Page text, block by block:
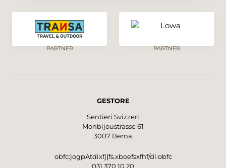
PARTNER PARTNER
GESTORE
Sentieri Svizzeri
Monbijoustrasse 61
3007 Berna
obfc:jogpAtdixfj{fs.xboefsxfhf/di:obfc
031 370 10 20